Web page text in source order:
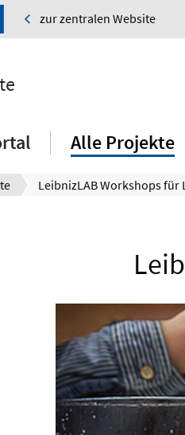
zur zentralen Website
Alle Projekte